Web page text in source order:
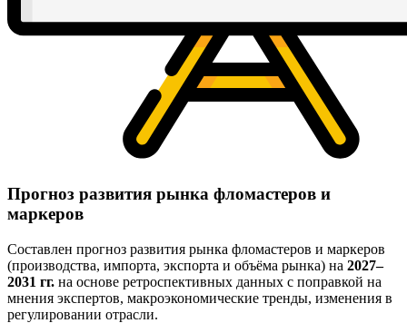
Прогноз развития рынка фломастеров и
маркеров
Составлен прогноз развития рынка фломастеров и маркеров
(производства, импорта, экспорта и объёма рынка) на 2027–
2031 гг. на основе ретроспективных данных с поправкой на
мнения экспертов, макроэкономические тренды, изменения в
регулировании отрасли.